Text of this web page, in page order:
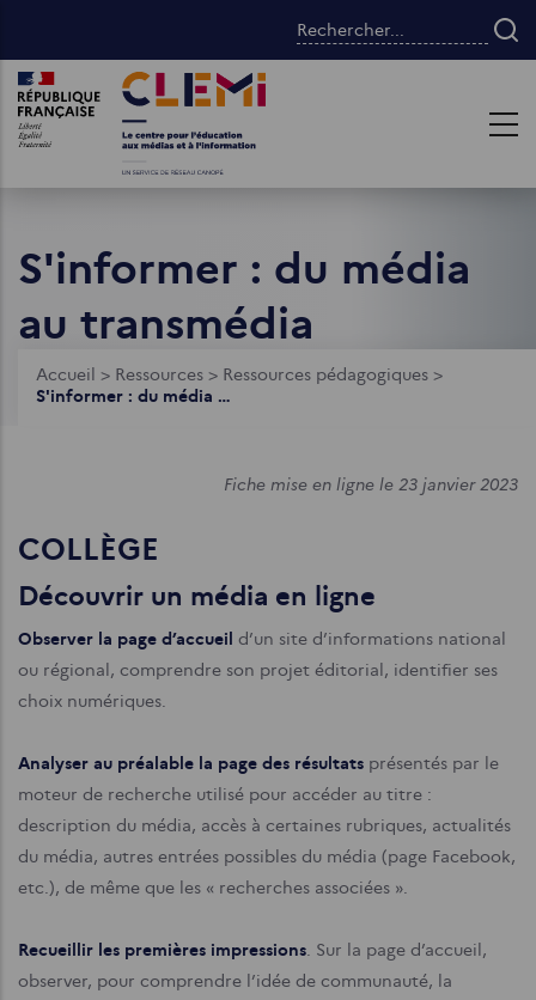
contenu
principal
Rechercher...
Images Images
S'informer : du média
au transmédia
Fil
Accueil > Ressources > Ressources pédagogiques >
S'informer : du média au transmédia
Fiche mise en ligne le 23 janvier 2023
COLLÈGE
Découvrir un média en ligne
Observer la page d’accueil d’un site d’informations national
ou régional, comprendre son projet éditorial, identifier ses
choix numériques.
Analyser au préalable la page des résultats présentés par le
moteur de recherche utilisé pour accéder au titre :
description du média, accès à certaines rubriques, actualités
du média, autres entrées possibles du média (page Facebook,
etc.), de même que les « recherches associées ».
Recueillir les premières impressions. Sur la page d’accueil,
observer, pour comprendre l’idée de communauté, la